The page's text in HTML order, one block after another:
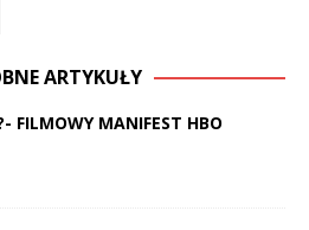
ARTYKUŁY
FILMOWY MANIFEST HBO